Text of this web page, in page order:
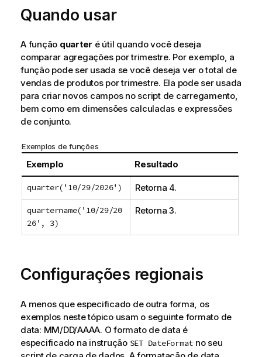
Quando usar
A função quarter é útil quando você deseja
comparar agregações por trimestre. Por exemplo, a
função pode ser usada se você deseja ver o total de
vendas de produtos por trimestre. Ela pode ser usada
para criar novos campos no script de carregamento,
bem como em dimensões calculadas e expressões
de conjunto.
Exemplos de funções
Exemplo Resultado
quarter('10/29/2026') Retorna 4.
quartername('10/29/20
26', 3)
Retorna 3.
Configurações regionais
A menos que especificado de outra forma, os
exemplos neste tópico usam o seguinte formato de
data: MM/DD/AAAA. O formato de data é
especificado na instrução SET DateFormat no seu